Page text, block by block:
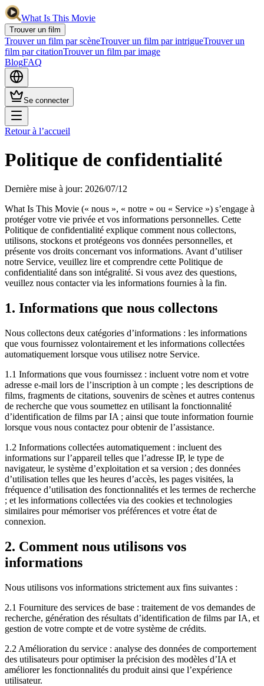
What Is This Movie
Trouver un film
Trouver un film par scèneTrouver un film par intrigueTrouver un
film par citationTrouver un film par image
BlogFAQ
Se connecter
Retour à l’accueil
Politique de confidentialité
Dernière mise à jour: 2026/07/12
What Is This Movie (« nous », « notre » ou « Service ») s’engage à
protéger votre vie privée et vos informations personnelles. Cette
Politique de confidentialité explique comment nous collectons,
utilisons, stockons et protégeons vos données personnelles, et
présente vos droits concernant vos informations. Avant d’utiliser
notre Service, veuillez lire et comprendre cette Politique de
confidentialité dans son intégralité. Si vous avez des questions,
veuillez nous contacter via les informations fournies à la fin.
1. Informations que nous collectons
Nous collectons deux catégories d’informations : les informations
que vous fournissez volontairement et les informations collectées
automatiquement lorsque vous utilisez notre Service.
1.1 Informations que vous fournissez : incluent votre nom et votre
adresse e-mail lors de l’inscription à un compte ; les descriptions de
films, fragments de citations, souvenirs de scènes et autres contenus
de recherche que vous soumettez en utilisant la fonctionnalité
d’identification de films par IA ; ainsi que toute information fournie
lorsque vous nous contactez pour obtenir de l’assistance.
1.2 Informations collectées automatiquement : incluent des
informations sur l’appareil telles que l’adresse IP, le type de
navigateur, le système d’exploitation et sa version ; des données
d’utilisation telles que les heures d’accès, les pages visitées, la
fréquence d’utilisation des fonctionnalités et les termes de recherche
; et les informations collectées via des cookies et technologies
similaires pour mémoriser vos préférences et votre état de
connexion.
2. Comment nous utilisons vos
informations
Nous utilisons vos informations strictement aux fins suivantes :
2.1 Fourniture des services de base : traitement de vos demandes de
recherche, génération des résultats d’identification de films par IA, et
gestion de votre compte et de votre système de crédits.
2.2 Amélioration du service : analyse des données de comportement
des utilisateurs pour optimiser la précision des modèles d’IA et
améliorer les fonctionnalités du produit ainsi que l’expérience
utilisateur.